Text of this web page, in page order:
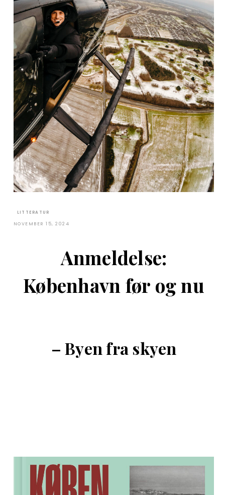
LITTERATUR
NOVEMBER 15, 2024
Anmeldelse:
København før og nu
– Byen fra skyen